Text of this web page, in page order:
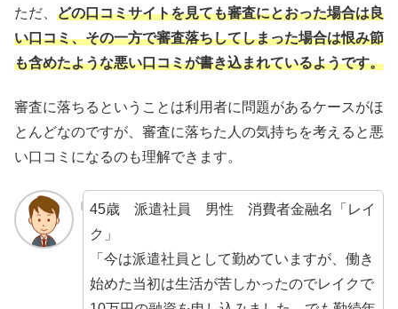
ただ、 どの口コミサイトを見ても審査にとおった場合は良
い口コミ、その一方で審査落ちしてしまった場合は恨み節
も含めたような悪い口コミが書き込まれているようです。
審査に落ちるということは利用者に問題があるケースがほ
とんどなのですが、審査に落ちた人の気持ちを考えると悪
い口コミになるのも理解できます。
45歳 派遣社員 男性 消費者金融名「レイ
ク」
「今は派遣社員として勤めていますが、働き
始めた当初は生活が苦しかったのでレイクで